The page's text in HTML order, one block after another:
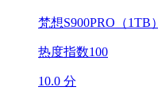
梵想S900PRO（1TB）
热度指数100
10.0 分